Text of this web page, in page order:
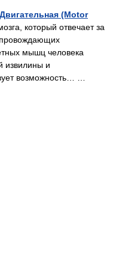
(Motor
который отвечает за
мышц человека
извилины и
возможность… …